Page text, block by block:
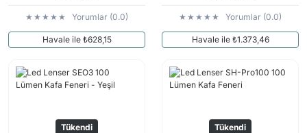
Yorumlar (0.0)
Havale ile ₺628,15
Yorumlar (0.0)
Havale ile ₺1.373,46
Tükendi Tükendi